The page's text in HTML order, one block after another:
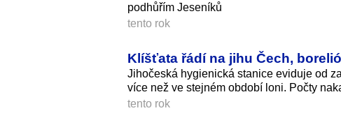
podhůřím Jeseníků
tento rok
Klíšťata řádí na jihu Čech,
Jihočeská hygienická stanice eviduje od
více než ve stejném období loni. Počty
tento rok